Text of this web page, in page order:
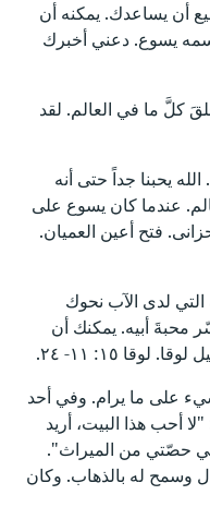
أن يساعدك. يمكنه أن
يسوع. دعني أخبرك
كلَّ ما في العالم. لقد
يحبنا جداً حتى أنه
عندما كان يسوع على
فتح أعين العميان.
التي لدى الآب نحوك
محبةَ أبيه. يمكنك أن
١٥: ١١- ٢٤.
على ما يرام. وفي أحد
"لا أحب هذا البيت، أريد
حصّتي من الميراث".
وسمح له بالذهاب. وكان